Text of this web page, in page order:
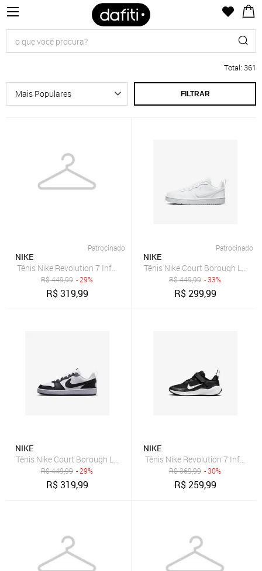
Total: 361
FILTRAR
Patrocinado
NIKE
Tênis Nike Revolution 7 Infantil
R$449,99 - 29%
R$319,99
Patrocinado
NIKE
Tênis Nike Court Borough Low
R$449,99 - 33%
R$299,99
NIKE
Tênis Nike Court Borough Low Recraft Infantil
R$449,99 - 29%
R$319,99
NIKE
Tênis Nike Revolution 7 Infantil
R$369,99 - 30%
R$259,99